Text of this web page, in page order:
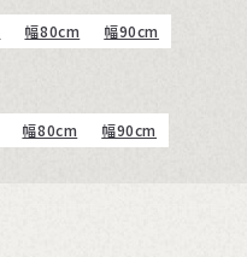
幅80cm 幅90cm
幅80cm 幅90cm